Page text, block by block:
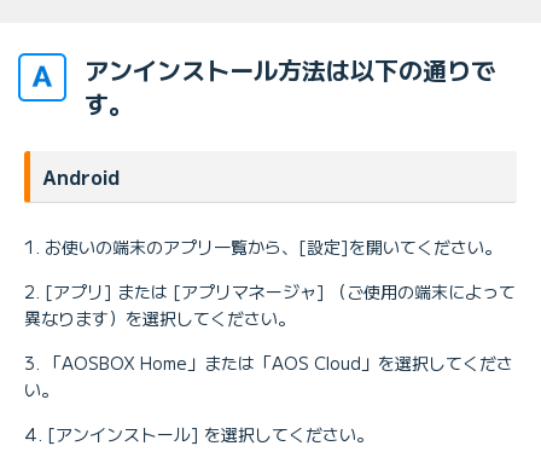
アンインストール方法は以下の通りで
す。
Android
お使いの端末のアプリ一覧から、[設定]を開いてください。
[アプリ] または [アプリマネージャ] （ご使用の端末によって
異なります）を選択してください。
「AOSBOX Home」または「AOS Cloud」を選択してくださ
い。
[アンインストール] を選択してください。